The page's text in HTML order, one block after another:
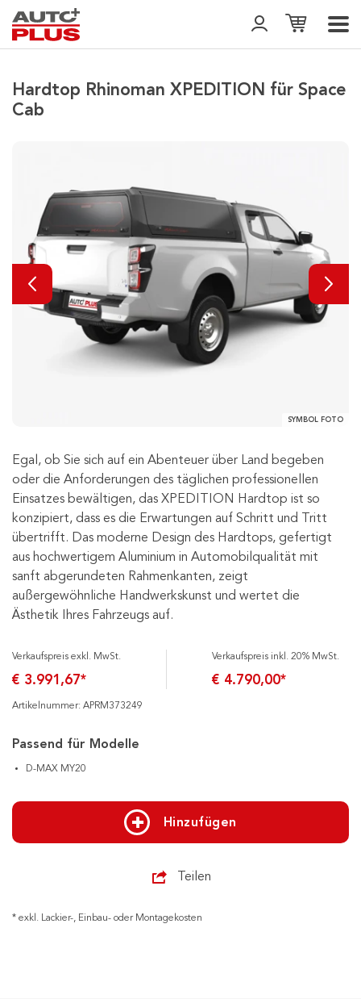
Hardtop Rhinoman XPEDITION für Space
Cab
SYMBOL FOTO
Egal, ob Sie sich auf ein Abenteuer über Land begeben
oder die Anforderungen des täglichen professionellen
Einsatzes bewältigen, das XPEDITION Hardtop ist so
konzipiert, dass es die Erwartungen auf Schritt und Tritt
übertrifft. Das moderne Design des Hardtops, gefertigt
aus hochwertigem Aluminium in Automobilqualität mit
sanft abgerundeten Rahmenkanten, zeigt
außergewöhnliche Handwerkskunst und wertet die
Ästhetik Ihres Fahrzeugs auf.
Verkaufspreis exkl. MwSt.
€ 3.991,67*
Verkaufspreis inkl. 20% MwSt.
€ 4.790,00*
Artikelnummer: APRM373249
Passend für Modelle
D-MAX MY20
Hinzufügen
Teilen
* exkl. Lackier-, Einbau- oder Montagekosten